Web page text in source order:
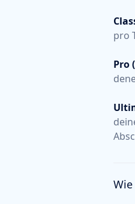
pro
Pro